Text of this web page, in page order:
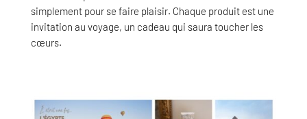
simplement pour se faire plaisir. Chaque produit est une
invitation au voyage, un cadeau qui saura toucher les
cœurs.